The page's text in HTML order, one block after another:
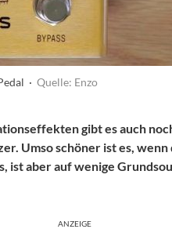
· Quelle: Enzo
gibt es auch
Umso schöner ist es, wenn
ist aber auf wenige
ANZEIGE